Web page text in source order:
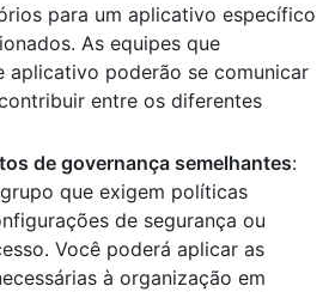
para um aplicativo específico
As equipes que
aplicativo poderão se comunicar
entre os diferentes
de governança semelhantes:
que exigem políticas
de segurança ou
Você poderá aplicar as
à organização em